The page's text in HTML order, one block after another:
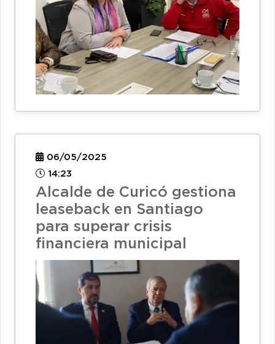
06/05/2025
14:23
Alcalde de Curicó gestiona
leaseback en Santiago
para superar crisis
financiera municipal